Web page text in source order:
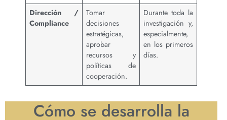
Dirección /
Compliance
Tomar
decisiones
estratégicas,
aprobar
recursos y
políticas de
cooperación.
Durante toda la
investigación y,
especialmente,
en los primeros
días.
Cómo se desarrolla la